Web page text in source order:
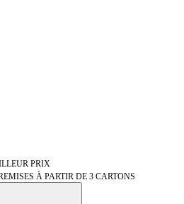
PRIX
À PARTIR DE 3 CARTONS